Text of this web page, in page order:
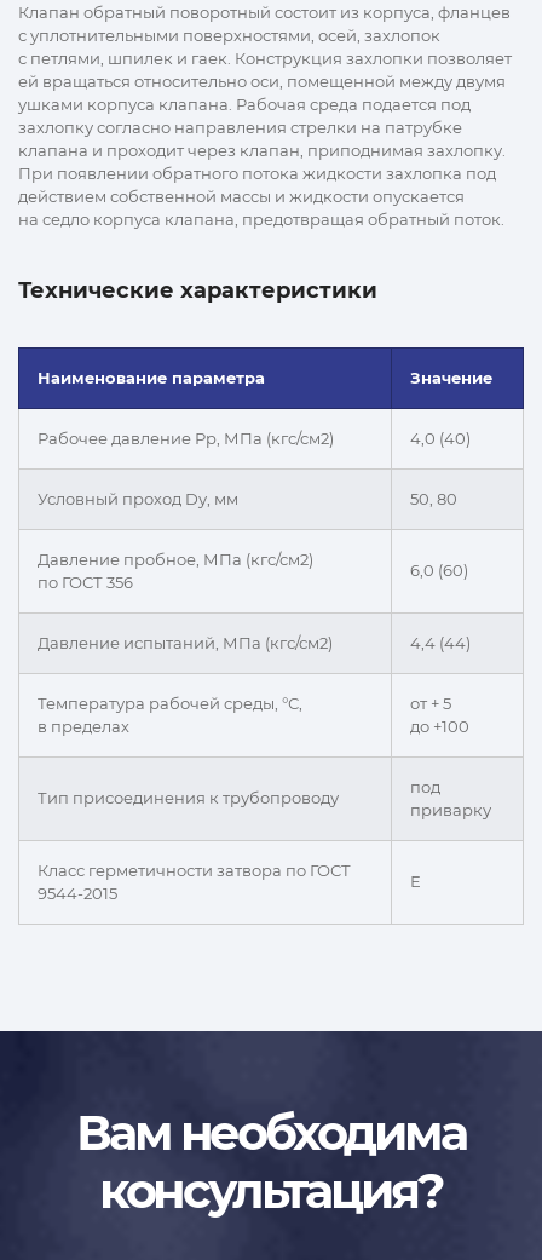
Клапан обратный поворотный состоит из корпуса, фланцев
с уплотнительными поверхностями, осей, захлопок
с петлями, шпилек и гаек. Конструкция захлопки позволяет
ей вращаться относительно оси, помещенной между двумя
ушками корпуса клапана. Рабочая среда подается под
захлопку согласно направления стрелки на патрубке
клапана и проходит через клапан, приподнимая захлопку.
При появлении обратного потока жидкости захлопка под
действием собственной массы и жидкости опускается
на седло корпуса клапана, предотвращая обратный поток.
Технические характеристики
Наименование параметра Значение
Рабочее давление Рр, МПа (кгс/см2) 4,0 (40)
Условный проход Dу, мм 50, 80
Давление пробное, МПа (кгс/см2)
по ГОСТ 356
6,0 (60)
Давление испытаний, МПа (кгс/см2) 4,4 (44)
Температура рабочей среды, °С,
в пределах
от + 5
до +100
Тип присоединения к трубопроводу
под
приварку
Класс герметичности затвора по ГОСТ
9544-2015
Е
Вам необходима
консультация?